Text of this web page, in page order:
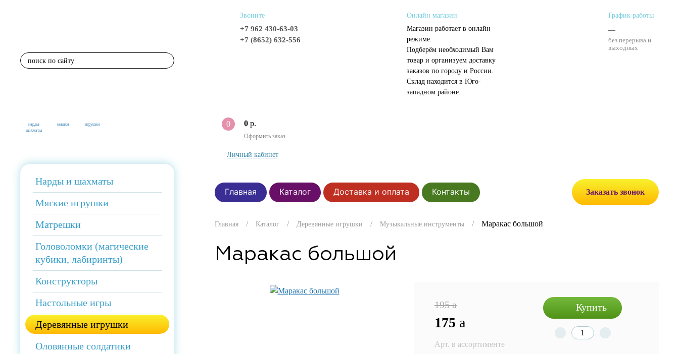
поиск по сайту
нарды
шахматы
мишки игрушки
Нарды и шахматы
Мягкие игрушки
Матрешки
Головоломки (магические
кубики, лабиринты)
Конструкторы
Настольные игры
Деревянные игрушки
Оловянные солдатики
Звоните
+7 962 430-63-03
+7 (8652) 632-556
Онлайн магазин
Магазин работает в онлайн
режиме.
Подберём необходимый Вам
товар и организуем доставку
заказов по городу и России.
Склад находится в Юго-
западном районе.
График работы
—
без перерыва и
выходных
0 0 р.
Оформить заказ
Личный кабинет
Главная Каталог Доставка и оплата Контакты Заказать звонок
Главная Каталог Деревянные игрушки Музыкальные инструменты Маракас большой
Маракас большой
195a
175 a
Арт. в ассортименте
Купить